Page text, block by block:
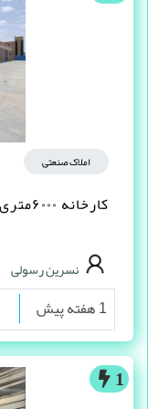
املاک صنعتی
کارخانه ۶۰۰۰متری شهرک صنعتی شکوهیه قم
نسرین رسولی
1 هفته پیش
1